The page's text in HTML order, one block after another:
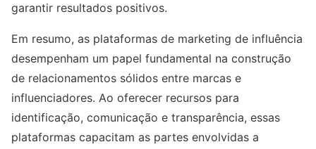
garantir resultados positivos.
Em resumo, as plataformas de marketing de influência
desempenham um papel fundamental na construção
de relacionamentos sólidos entre marcas e
influenciadores. Ao oferecer recursos para
identificação, comunicação e transparência, essas
plataformas capacitam as partes envolvidas a